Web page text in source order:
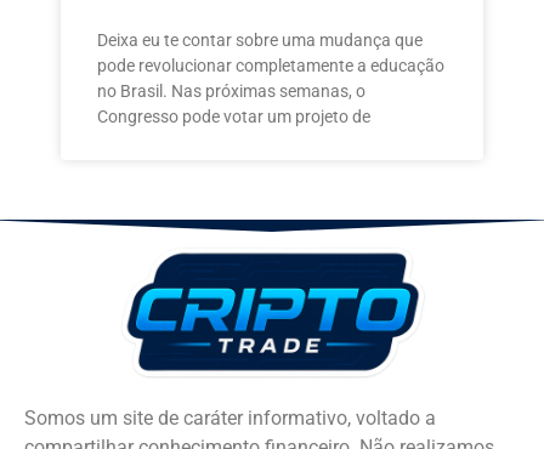
Deixa eu te contar sobre uma mudança que
pode revolucionar completamente a educação
no Brasil. Nas próximas semanas, o
Congresso pode votar um projeto de
Somos um site de caráter informativo, voltado a